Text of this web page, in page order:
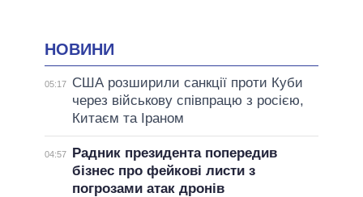
НОВИНИ
05:17
США розширили санкції проти Куби
через військову співпрацю з росією,
Китаєм та Іраном
04:57
Радник президента попередив
бізнес про фейкові листи з
погрозами атак дронів